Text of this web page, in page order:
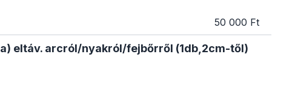
50 000 Ft
eltáv. arcról/nyakról/fejbőrről (1db,2cm-től)